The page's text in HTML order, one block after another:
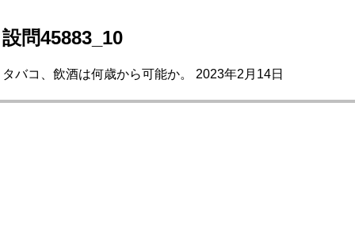
設問45883_10
タバコ、飲酒は何歳から可能か。 2023年2月14日